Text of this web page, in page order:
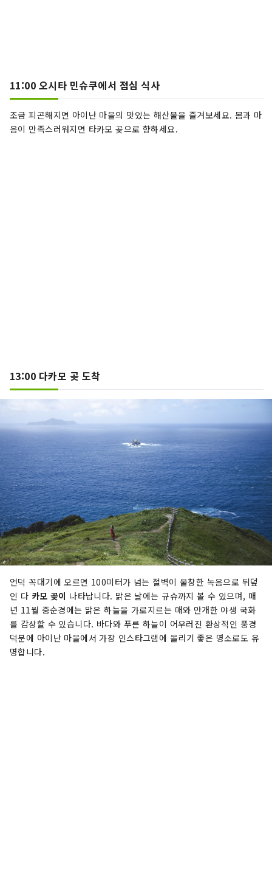
11:00 오시타 민슈쿠에서 점심 식사
조금 피곤해지면 아이난 마을의 맛있는 해산물을 즐겨보세요. 몸과 마
음이 만족스러워지면 타카모 곶으로 향하세요.
13:00 다카모 곶 도착
언덕 꼭대기에 오르면 100미터가 넘는 절벽이 울창한 녹음으로 뒤덮
인 다 카모 곶이 나타납니다. 맑은 날에는 규슈까지 볼 수 있으며, 매
년 11월 중순경에는 맑은 하늘을 가로지르는 매와 만개한 야생 국화
를 감상할 수 있습니다. 바다와 푸른 하늘이 어우러진 환상적인 풍경
덕분에 아이난 마을에서 가장 인스타그램에 올리기 좋은 명소로도 유
명합니다.